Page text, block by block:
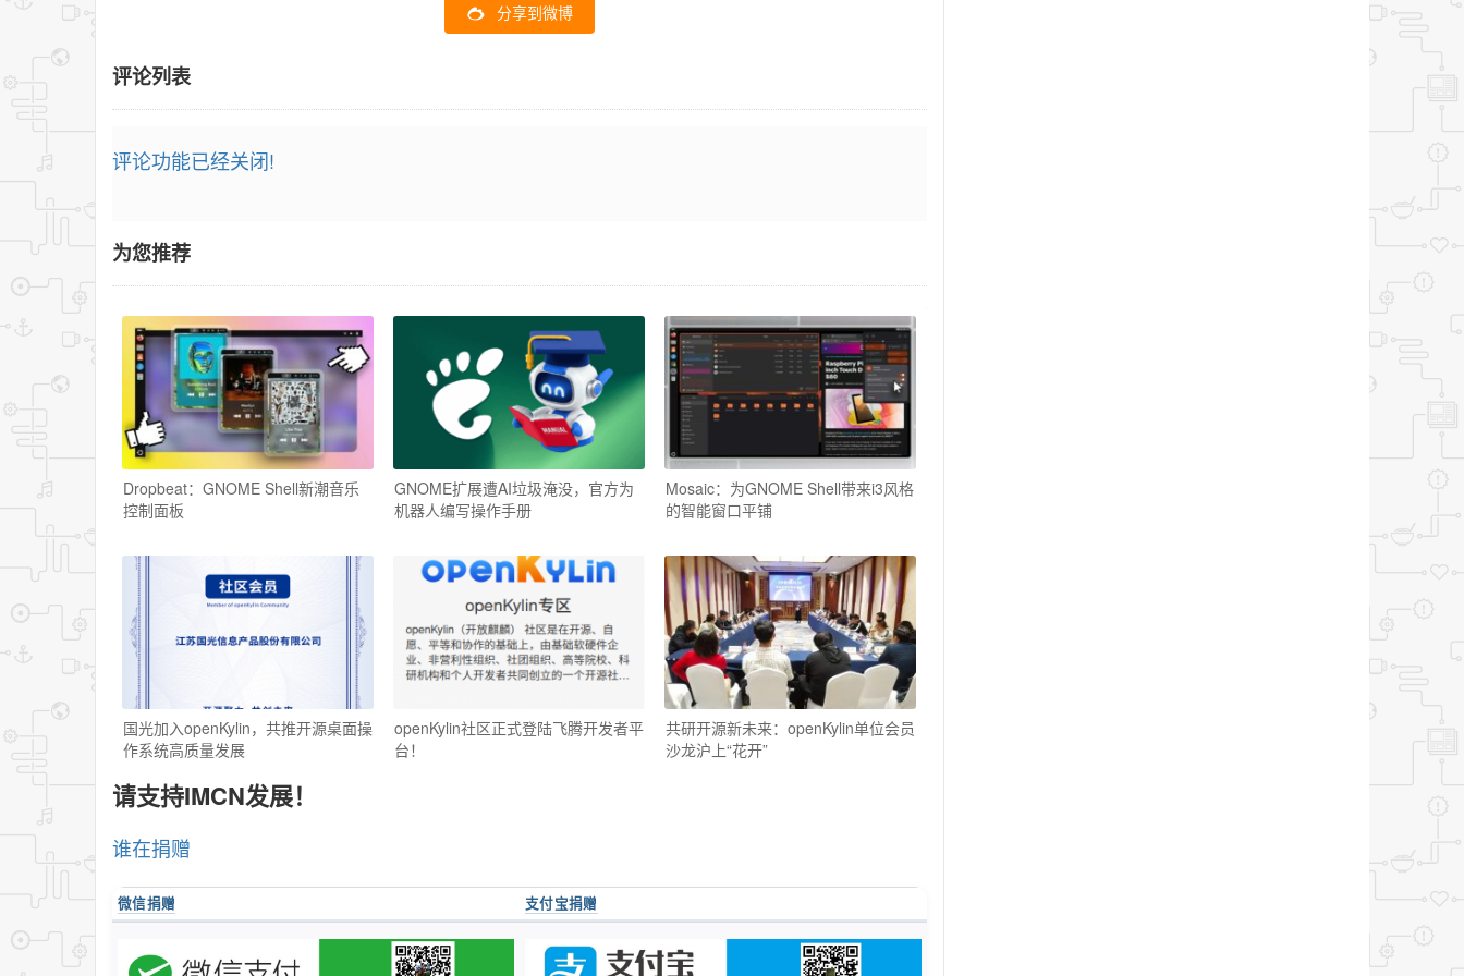
分享到微博
评论列表
评论功能已经关闭!
为您推荐
Dropbeat：GNOME Shell新潮音乐
控制面板
GNOME扩展遭AI垃圾淹没，官方为
机器人编写操作手册
Mosaic：为GNOME Shell带来i3风格
的智能窗口平铺
国光加入openKylin，共推开源桌面操
作系统高质量发展
openKylin社区正式登陆飞腾开发者平
台！
共研开源新未来：openKylin单位会员
沙龙沪上“花开”
请支持IMCN发展！
谁在捐赠
微信捐赠 支付宝捐赠